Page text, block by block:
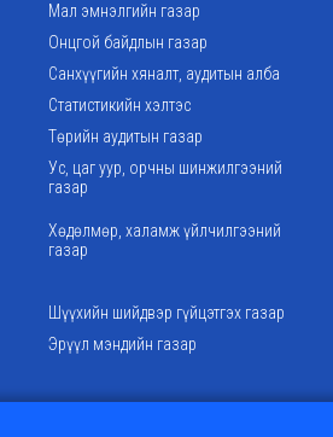
Мал эмнэлгийн газар
Онцгой байдлын газар
Санхүүгийн хяналт, аудитын алба
Статистикийн хэлтэс
Төрийн аудитын газар
Ус, цаг уур, орчны шинжилгээний
газар
Хөдөлмөр, халамж үйлчилгээний
газар
Шүүхийн шийдвэр гүйцэтгэх газар
Эрүүл мэндийн газар